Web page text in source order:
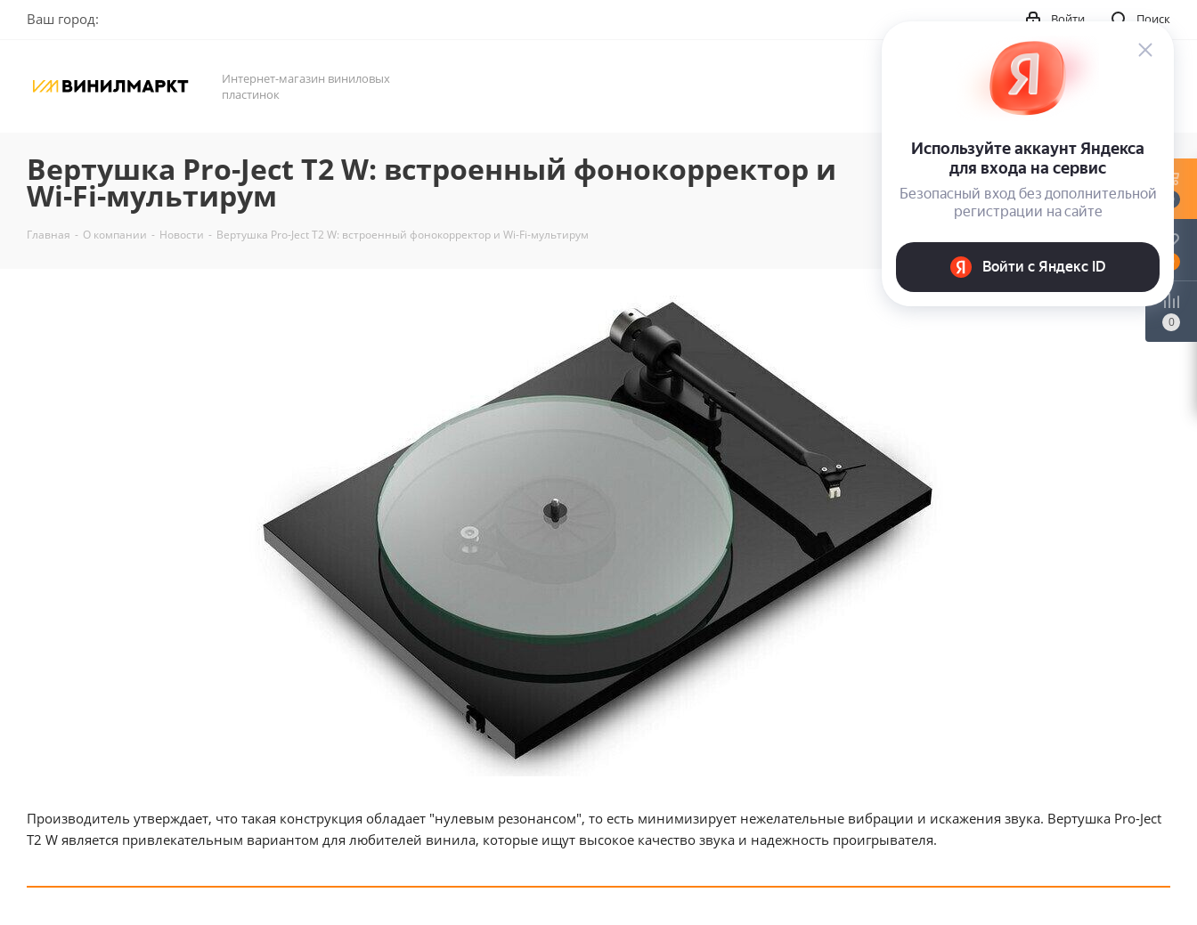
Ваш город: Поиск
Войти
Интернет-магазин виниловых
пластинок
Вертушка Pro-Ject T2 W: встроенный фонокорректор и
Wi-Fi-мультирум
Главная - О компании - Новости - Вертушка Pro-Ject T2 W: встроенный фонокорректор и Wi-Fi-мультирум
Производитель утверждает, что такая конструкция обладает "нулевым резонансом", то есть минимизирует нежелательные вибрации и искажения звука. Вертушка Pro-Ject
T2 W является привлекательным вариантом для любителей винила, которые ищут высокое качество звука и надежность проигрывателя.
0
0
0